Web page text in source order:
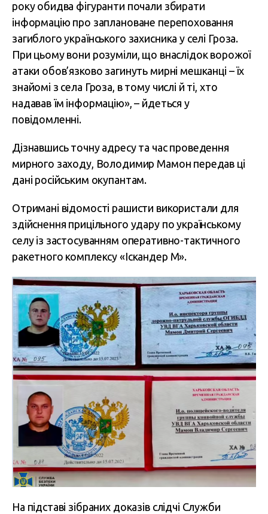
року обидва фігуранти почали збирати
інформацію про заплановане перепоховання
загиблого українського захисника у селі Гроза.
При цьому вони розуміли, що внаслідок ворожої
атаки обов’язково загинуть мирні мешканці – їх
знайомі з села Гроза, в тому числі й ті, хто
надавав їм інформацію», – йдеться у
повідомленні.
Дізнавшись точну адресу та час проведення
мирного заходу, Володимир Мамон передав ці
дані російським окупантам.
Отримані відомості рашисти використали для
здійснення прицільного удару по українському
селу із застосуванням оперативно-тактичного
ракетного комплексу «Іскандер М».
На підставі зібраних доказів слідчі Служби